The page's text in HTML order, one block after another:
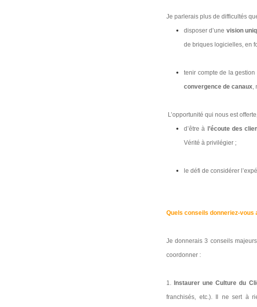
Je parlerais plus de difficultés
disposer d’une vision
de briques logicielles, en
tenir compte de la
convergence de canaux,
L’opportunité qui nous est
d’être à l’écoute des
Vérité à privilégier ;
le défi de considérer
Quels conseils donneriez-
Je donnerais 3 conseils
coordonner :
1. Instaurer une Culture du
franchisés, etc.). Il ne sert à